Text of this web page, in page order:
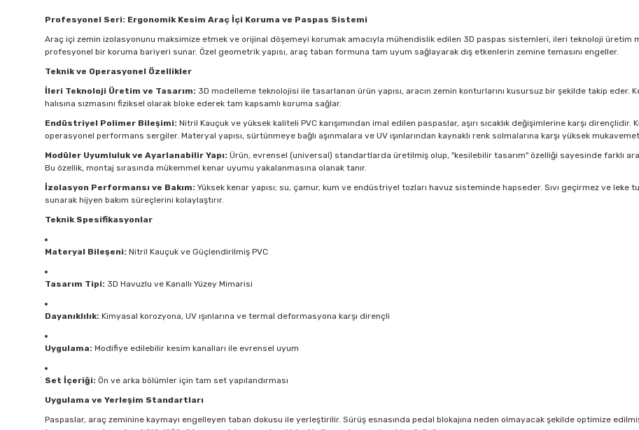
Profesyonel Seri: Ergonomik Kesim Araç İçi Koruma ve Paspas Sistemi
Araç içi zemin izolasyonunu maksimize etmek ve orijinal döşemeyi korumak amacıyla mühendislik edilen 3D paspas sistemleri, ileri teknoloji
profesyonel bir koruma bariyeri sunar. Özel geometrik yapısı, araç taban formuna tam uyum sağlayarak dış etkenlerin zemine temasını engeller.
Teknik ve Operasyonel Özellikler
İleri Teknoloji Üretim ve Tasarım: 3D modelleme teknolojisi ile tasarlanan ürün yapısı, aracın zemin konturlarını kusursuz bir şekilde takip
halısına sızmasını fiziksel olarak bloke ederek tam kapsamlı koruma sağlar.
Endüstriyel Polimer Bileşimi: Nitril Kauçuk ve yüksek kaliteli PVC karışımından imal edilen paspaslar, aşırı sıcaklık değişimlerine karşı
operasyonel performans sergiler. Materyal yapısı, sürtünmeye bağlı aşınmalara ve UV ışınlarından kaynaklı renk solmalarına karşı yüksek
Modüler Uyumluluk ve Ayarlanabilir Yapı: Ürün, evrensel (universal) standartlarda üretilmiş olup, "kesilebilir tasarım" özelliği sayesinde farklı
Bu özellik, montaj sırasında mükemmel kenar uyumu yakalanmasına olanak tanır.
İzolasyon Performansı ve Bakım: Yüksek kenar yapısı; su, çamur, kum ve endüstriyel tozları havuz sisteminde hapseder. Sıvı geçirmez ve leke
sunarak hijyen bakım süreçlerini kolaylaştırır.
Teknik Spesifikasyonlar
Materyal Bileşeni: Nitril Kauçuk ve Güçlendirilmiş PVC
Tasarım Tipi: 3D Havuzlu ve Kanallı Yüzey Mimarisi
Dayanıklılık: Kimyasal korozyona, UV ışınlarına ve termal deformasyona karşı dirençli
Uygulama: Modifiye edilebilir kesim kanalları ile evrensel uyum
Set İçeriği: Ön ve arka bölümler için tam set yapılandırması
Uygulama ve Yerleşim Standartları
Paspaslar, araç zeminine kaymayı engelleyen taban dokusu ile yerleştirilir. Sürüş esnasında pedal blokajına neden olmayacak şekilde optimize